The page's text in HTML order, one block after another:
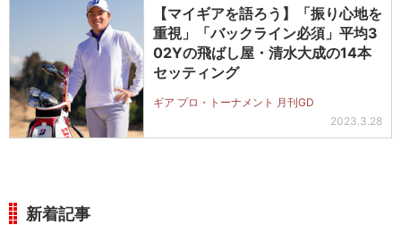
【マイギアを語ろう】「振り心地を
重視」「バックライン必須」平均3
02Yの飛ばし屋・清水大成の14本
セッティング
ギア プロ・トーナメント 月刊GD
2023.3.28
新着記事